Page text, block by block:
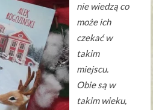
nie wiedzą co
może ich
czekać w
takim
miejscu.
Obie są w
takim wieku,